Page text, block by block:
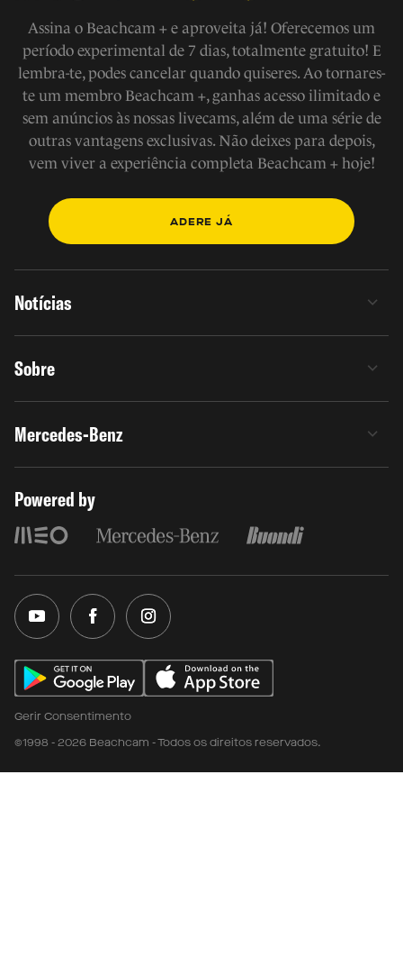
Assina o Beachcam + e aproveita já! Oferecemos um
período experimental de 7 dias, totalmente gratuito! E
lembra-te, podes cancelar quando quiseres. Ao tornares-
te um membro Beachcam +, ganhas acesso ilimitado e
sem anúncios às nossas livecams, além de uma série de
outras vantagens exclusivas. Não deixes para depois,
vem viver a experiência completa Beachcam + hoje!
ADERE JÁ
Notícias
Sobre
Mercedes-Benz
Powered by
Gerir Consentimento
©1998 - 2026 Beachcam - Todos os direitos reservados.